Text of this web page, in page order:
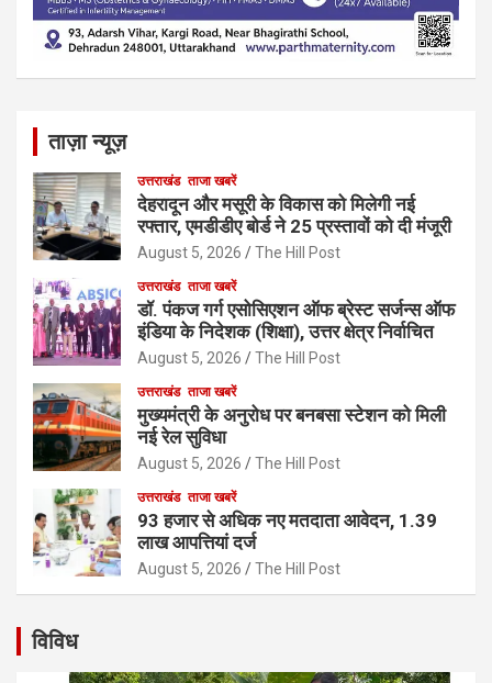
ताज़ा न्यूज़
उत्तराखंड ताजा खबरें
देहरादून और मसूरी के विकास को मिलेगी नई
रफ्तार, एमडीडीए बोर्ड ने 25 प्रस्तावों को दी मंजूरी
August 5, 2026 The Hill Post
उत्तराखंड ताजा खबरें
डॉ. पंकज गर्ग एसोसिएशन ऑफ ब्रेस्ट सर्जन्स ऑफ
इंडिया के निदेशक (शिक्षा), उत्तर क्षेत्र निर्वाचित
August 5, 2026 The Hill Post
उत्तराखंड ताजा खबरें
मुख्यमंत्री के अनुरोध पर बनबसा स्टेशन को मिली
नई रेल सुविधा
August 5, 2026 The Hill Post
उत्तराखंड ताजा खबरें
93 हजार से अधिक नए मतदाता आवेदन, 1.39
लाख आपत्तियां दर्ज
August 5, 2026 The Hill Post
विविध